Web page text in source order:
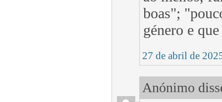
boas";
género e
27 de abril de
Anónimo